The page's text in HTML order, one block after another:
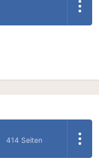
414 Seiten